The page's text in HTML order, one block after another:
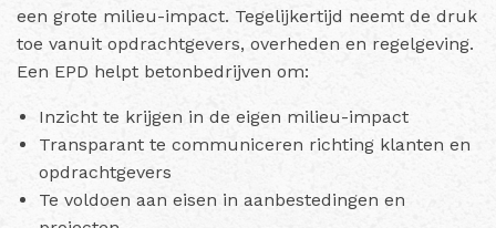
een grote milieu-impact. Tegelijkertijd neemt de druk
toe vanuit opdrachtgevers, overheden en regelgeving.
Een EPD helpt betonbedrijven om:
Inzicht te krijgen in de eigen milieu-impact
Transparant te communiceren richting klanten en
opdrachtgevers
Te voldoen aan eisen in aanbestedingen en